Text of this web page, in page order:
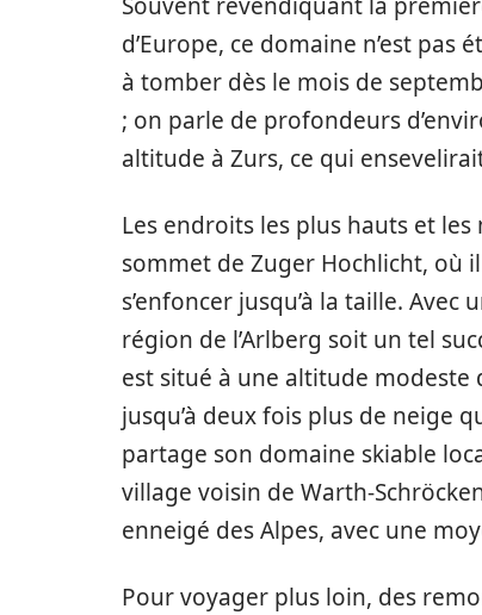
d’Europe, ce domaine n’est
à tomber dès le mois de
; on parle de profondeurs
altitude à Zurs, ce qui
Les endroits les plus hauts et
sommet de Zuger Hochlicht, où
s’enfoncer jusqu’à la taille.
région de l’Arlberg soit un tel
est situé à une altitude modeste
jusqu’à deux fois plus de neige
partage son domaine skiable
village voisin de Warth-
enneigé des Alpes, avec une
Pour voyager plus loin, des